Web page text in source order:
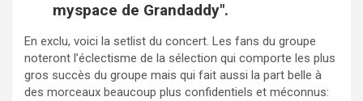
myspace de Grandaddy".
En exclu, voici la setlist du concert. Les fans du groupe
noteront l’éclectisme de la sélection qui comporte les plus
gros succès du groupe mais qui fait aussi la part belle à
des morceaux beaucoup plus confidentiels et méconnus: